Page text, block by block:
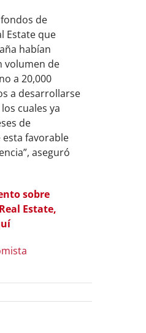
de
Estate que
habían
volumen de
a 20,000
a desarrollarse
cuales ya
de
favorable
aseguró
sobre
Estate,